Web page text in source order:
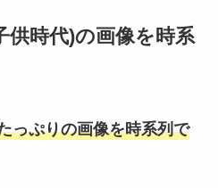
供時代)の画像を時系
っぷりの画像を時系列で